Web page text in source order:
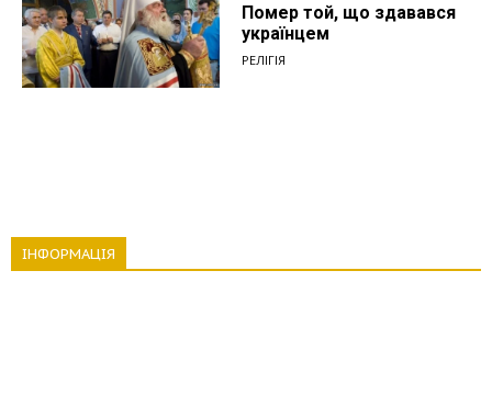
Помер той, що здавався
українцем
РЕЛІГІЯ
ІНФОРМАЦІЯ